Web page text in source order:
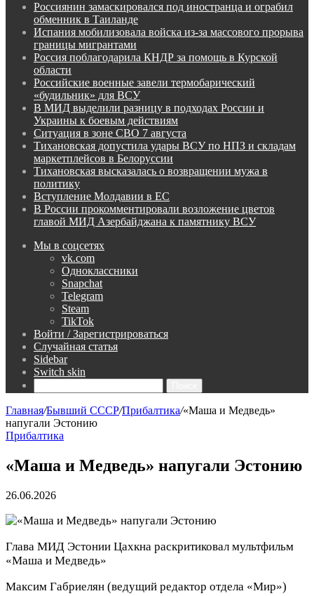
Россиянин замаскировался под иностранца и ограбил
обменник в Таиланде
Испания мобилизовала войска из-за массового прорыва
границы мигрантами
Россия поблагодарила КНДР за помощь в Курской
области
Российские военные завели термобарический
«будильник» для ВСУ
В МИД выделили разницу в подходах России и
Украины к боевым действиям
Ситуация в зоне СВО 7 августа
Тихановская допустила удары ВСУ по НПЗ и складам
маркетплейсов в Белоруссии
Тихановская высказалась о возвращении мужа в
политику
Вступление Молдавии в ЕС
В России прокомментировали возложение цветов
главой МИД Азербайджана к памятнику ВСУ
Мы в соцсетях
vk.com
Одноклассники
Snapchat
Telegram
Steam
TikTok
Войти / Зарегистрироваться
Случайная статья
Sidebar
Switch skin
Главная/Бывший СССР/Прибалтика/«Маша и Медведь»
напугали Эстонию
Прибалтика
«Маша и Медведь» напугали Эстонию
26.06.2026
Глава МИД Эстонии Цахкна раскритиковал мультфильм
«Маша и Медведь»
Максим Габриелян (ведущий редактор отдела «Мир»)